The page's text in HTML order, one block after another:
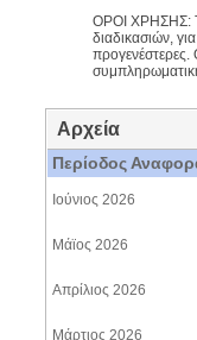
ΟΡΟΙ ΧΡΗΣΗΣ: Τα
διαδικασιών,
Αρχεία
Περίοδος
Ιούνιος 2026
Μάϊος 2026
Απρίλιος 2026
Μάρτιος 2026